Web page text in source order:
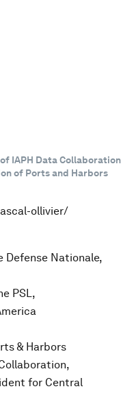
IAPH Data Collaboration
of Ports and Harbors
ollivier/
Defense Nationale,
PSL,
& Harbors
for Central